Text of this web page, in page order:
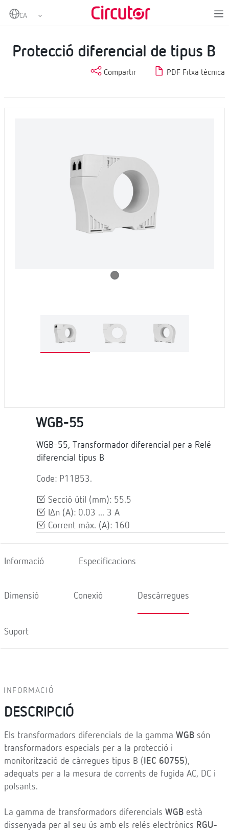
Home Protecció i control
Protecció diferencial
Protecció diferencial de tipus B
Compartir PDF Fitxa tècnica
WGB-55
WGB-55, Transformador diferencial per a Relé
diferencial tipus B
Code: P11B53.
Secció útil (mm): 55.5
IΔn (A): 0.03 ... 3 A
Corrent màx. (A): 160
Informació Especificacions
Dimensió Conexió Descàrregues
Suport
INFORMACIÓ
DESCRIPCIÓ
Els transformadors diferencials de la gamma WGB són
transformadors especials per a la protecció i
monitorització de càrregues tipus B (IEC 60755),
adequats per a la mesura de corrents de fugida AC, DC i
polsants.
La gamma de transformadors diferencials WGB està
dissenyada per al seu ús amb els relés electrònics RGU-